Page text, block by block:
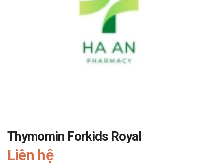
Thymomin Forkids Royal
Liên hệ